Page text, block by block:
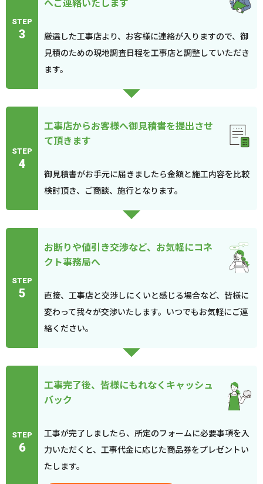
STEP
3
厳選した工事店より、お客様に連絡が入りますので、御
見積のための現地調査日程を工事店と調整していただき
ます。
STEP
4
工事店からお客様へ御見積書を提出させ
て頂きます
御見積書がお手元に届きましたら金額と施工内容を比較
検討頂き、ご商談、施行となります。
STEP
5
お断りや値引き交渉など、お気軽にコネ
クト事務局へ
直接、工事店と交渉しにくいと感じる場合など、皆様に
変わって我々が交渉いたします。いつでもお気軽にご連
絡ください。
STEP
6
工事完了後、皆様にもれなくキャッシュ
バック
工事が完了しましたら、所定のフォームに必要事項を入
力いただくと、工事代金に応じた商品券をプレゼントい
たします。